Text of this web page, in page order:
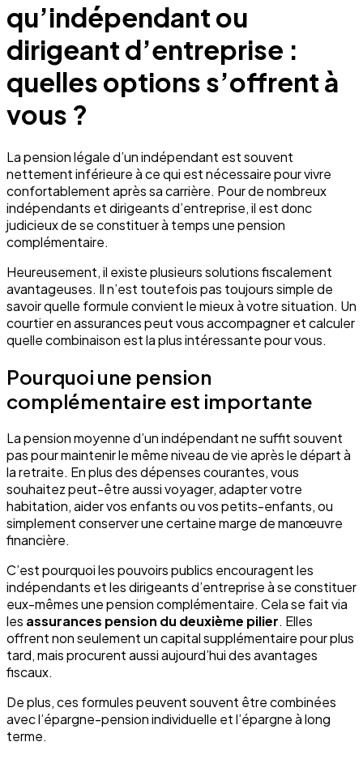
qu’indépendant ou
dirigeant d’entreprise :
quelles options s’offrent à
vous ?
La pension légale d’un indépendant est souvent
nettement inférieure à ce qui est nécessaire pour vivre
confortablement après sa carrière. Pour de nombreux
indépendants et dirigeants d’entreprise, il est donc
judicieux de se constituer à temps une pension
complémentaire.
Heureusement, il existe plusieurs solutions fiscalement
avantageuses. Il n’est toutefois pas toujours simple de
savoir quelle formule convient le mieux à votre situation. Un
courtier en assurances peut vous accompagner et calculer
quelle combinaison est la plus intéressante pour vous.
Pourquoi une pension
complémentaire est importante
La pension moyenne d’un indépendant ne suffit souvent
pas pour maintenir le même niveau de vie après le départ à
la retraite. En plus des dépenses courantes, vous
souhaitez peut-être aussi voyager, adapter votre
habitation, aider vos enfants ou vos petits-enfants, ou
simplement conserver une certaine marge de manœuvre
financière.
C’est pourquoi les pouvoirs publics encouragent les
indépendants et les dirigeants d’entreprise à se constituer
eux-mêmes une pension complémentaire. Cela se fait via
les assurances pension du deuxième pilier. Elles
offrent non seulement un capital supplémentaire pour plus
tard, mais procurent aussi aujourd’hui des avantages
fiscaux.
De plus, ces formules peuvent souvent être combinées
avec l’épargne-pension individuelle et l’épargne à long
terme.